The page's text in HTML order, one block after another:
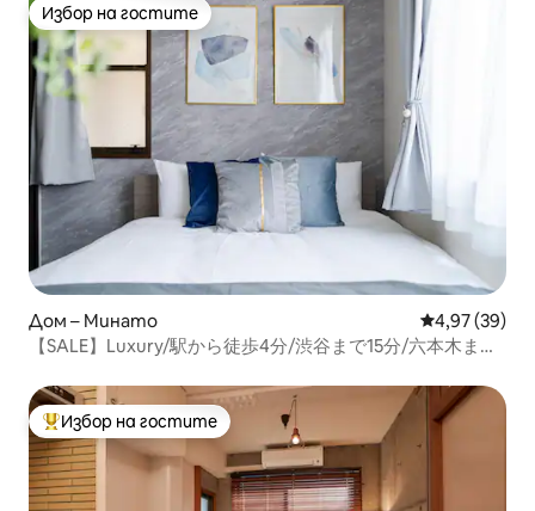
Избор на гостите
Избор на гостите
Дом – Минато Средна
4,97 (39)
【SALE】Luxury/駅から徒歩4分/渋谷まで15分/六本木まで
Най-популярен избор на гостите
Избор на гостите